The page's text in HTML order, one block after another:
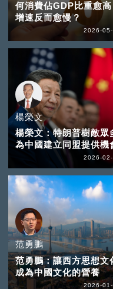
何消費佔GDP比重愈高
增速反而愈慢？
2026-
楊榮文
楊榮文：特朗普樹敵眾
為中國建立同盟提供機
2026-
范勇鵬
范勇鵬：讓西方思想文
成為中國文化的營養
2026-